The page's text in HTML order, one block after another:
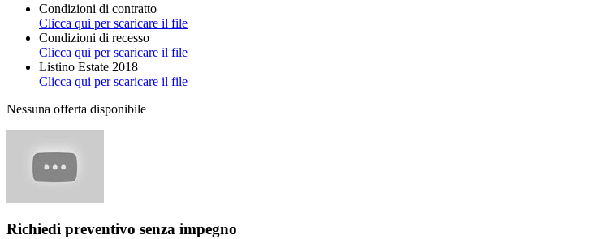
Condizioni di contratto
Clicca qui per scaricare il file
Condizioni di recesso
Clicca qui per scaricare il file
Listino Estate 2018
Clicca qui per scaricare il file
Nessuna offerta disponibile
Richiedi preventivo senza impegno